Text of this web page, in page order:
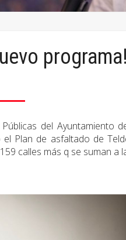
del Ayuntamiento
Plan de asfaltado de
calles más q se suman a